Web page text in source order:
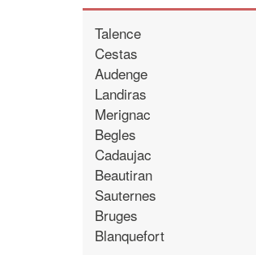
Talence
Cestas
Audenge
Landiras
Merignac
Begles
Cadaujac
Beautiran
Sauternes
Bruges
Blanquefort